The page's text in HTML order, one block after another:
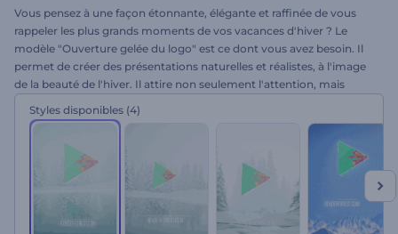
Vous pensez à une façon étonnante, élégante et raffinée de vous
rappeler les plus grands moments de vos vacances d'hiver ? Le
modèle "Ouverture gelée du logo" est ce dont vous avez besoin. Il
permet de créer des présentations naturelles et réalistes, à l'image
de la beauté de l'hiver. Il attire non seulement l'attention, mais
devant les craquements de glace, les chutes de neige et les scènes
brumeuses. Ces ouvertures seront parfaites pour les sociétés de
divertissement de sports d'hiver, les chaînes de télévision, les films
ou les ouvertures de festivals, les images d'entreprise et bien plus.
Parfait pour tout thème hivernal. Il vous suffit de télécharger votre
logo, de taper le texte, d'ajouter de la musique et le tour est joué !
Styles disponibles (4)